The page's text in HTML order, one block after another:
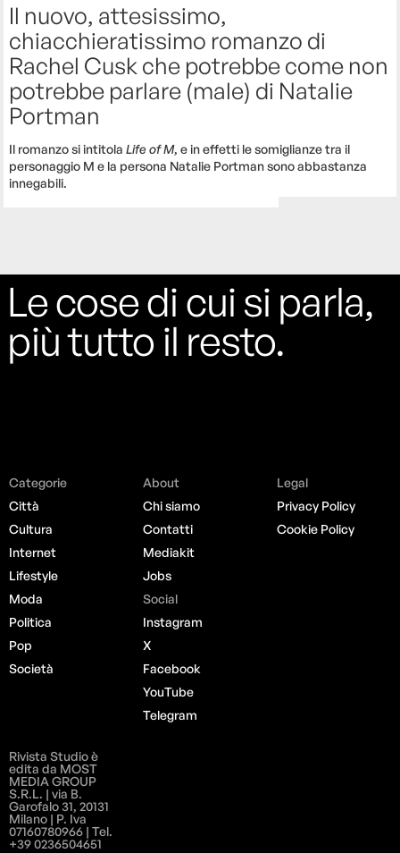
Il nuovo, attesissimo,
chiacchieratissimo romanzo di
Rachel Cusk che potrebbe come non
potrebbe parlare (male) di Natalie
Portman
Il romanzo si intitolaLife of M, e in effetti le somiglianze tra il
personaggio M e la persona Natalie Portman sono abbastanza
innegabili.
Le cose di cui si parla,
più tutto il resto.
Categorie
Città
Cultura
Internet
Lifestyle
Moda
Politica
Pop
Società
About
Chi siamo
Contatti
Mediakit
Jobs
Social
Instagram
X
Facebook
YouTube
Telegram
Legal
Privacy Policy
Cookie Policy
Rivista Studio è
edita da MOST
MEDIA GROUP
S.R.L. | via B.
Garofalo 31, 20131
Milano | P. Iva
07160780966 | Tel.
+39 0236504651